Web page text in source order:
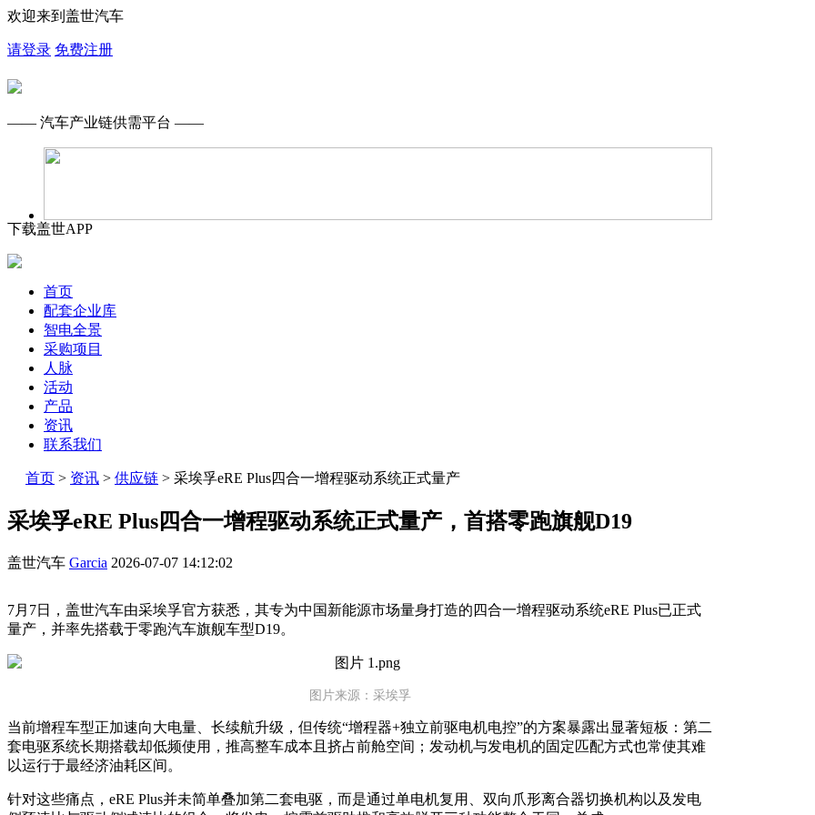
欢迎来到盖世汽车
请登录 免费注册
—— 汽车产业链供需平台 ——
下载盖世APP
首页
配套企业库
智电全景
采购项目
人脉
活动
产品
资讯
联系我们
首页 > 资讯 > 供应链 > 采埃孚eRE Plus四合一增程驱动系统正式量产
采埃孚eRE Plus四合一增程驱动系统正式量产，首搭零跑旗舰D19
盖世汽车 Garcia 2026-07-07 14:12:02
7月7日，盖世汽车由采埃孚官方获悉，其专为中国新能源市场量身打造的四合一增程驱动系统eRE Plus已正式
量产，并率先搭载于零跑汽车旗舰车型D19。
图片来源：采埃孚
当前增程车型正加速向大电量、长续航升级，但传统“增程器+独立前驱电机电控”的方案暴露出显著短板：第二
套电驱系统长期搭载却低频使用，推高整车成本且挤占前舱空间；发动机与发电机的固定匹配方式也常使其难
以运行于最经济油耗区间。
针对这些痛点，eRE Plus并未简单叠加第二套电驱，而是通过单电机复用、双向爪形离合器切换机构以及发电